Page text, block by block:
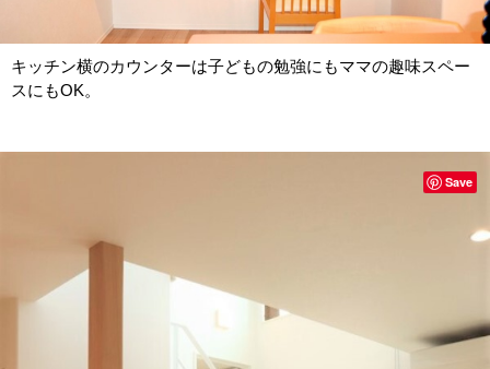
キッチン横のカウンターは子どもの勉強にもママの趣味スペー
スにもOK。
Save